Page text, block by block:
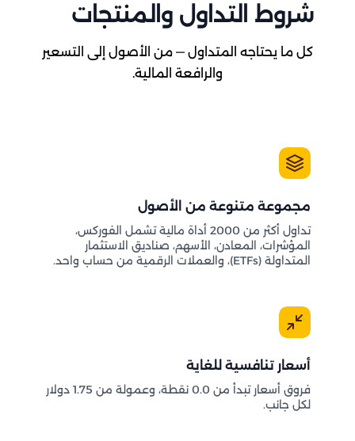
شروط التداول والمنتجات
كل ما يحتاجه المتداول — من الأصول إلى التسعير
والرافعة المالية.
مجموعة متنوعة من الأصول
تداول أكثر من 2000 أداة مالية تشمل الفوركس،
المؤشرات، المعادن، الأسهم، صناديق الاستثمار
المتداولة (ETFs)، والعملات الرقمية من حساب واحد.
أسعار تنافسية للغاية
فروق أسعار تبدأ من 0.0 نقطة، وعمولة من 1.75 دولار
لكل جانب.